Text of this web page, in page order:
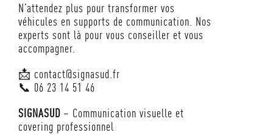
N’attendez plus pour transformer vos
véhicules en supports de communication. Nos
experts sont là pour vous conseiller et vous
accompagner.
📩 contact@signasud.fr
📞 06 23 14 51 46
SIGNASUD– Communication visuelle et
covering professionnel